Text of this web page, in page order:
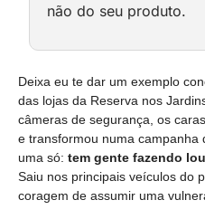
não do seu produto.
Deixa eu te dar um exemplo
das lojas da Reserva nos
câmeras de segurança, os
e transformou numa campanha
uma só: tem gente fazendo
Saiu nos principais veículos do
coragem de assumir uma